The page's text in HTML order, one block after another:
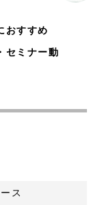
おすすめ
セミナー動
ス